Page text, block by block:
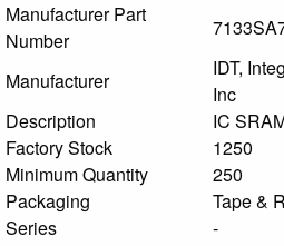
Manufacturer Part
Number
Manufacturer
IDT,
Inc
Description
IC
Factory Stock
1250
Minimum Quantity
250
Packaging
Tape &
Series
-